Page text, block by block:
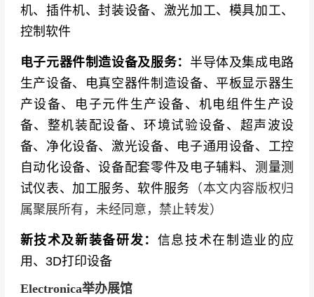
分销与供应链品牌
机、插件机、封装设备、激光加工、模具加工、
控制软件
电子元器件制造设备及服务： 半导体及集成电路
生产设备、电真空器件制造设备、平板显示器生
产设备、电子元件生产设备、机电组件生产设
备、整机装配设备、环境试验设备、超声波设
备、净化设备、激光设备、电子通用设备、工控
自动化设备、设备配套零件及电子辅料、测量测
试仪表、加工服务、软件服务 （本文内容版权归
属聚展所有，未经同意，禁止转发）
新技术及新装备研发： 信息技术在制造业的应
用、3D打印设备
Electronica举办展馆